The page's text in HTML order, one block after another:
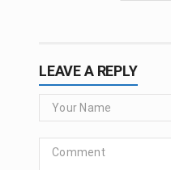
LEAVE A REPLY